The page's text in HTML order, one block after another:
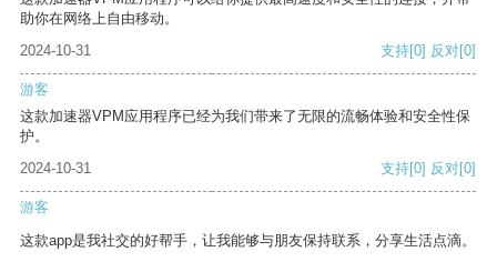
助你在网络上自由移动。
2024-10-31
支持[0] 反对[0]
游客
这款加速器VPM应用程序已经为我们带来了无限的流畅体验和安全性保
护。
2024-10-31
支持[0] 反对[0]
游客
这款app是我社交的好帮手，让我能够与朋友保持联系，分享生活点滴。